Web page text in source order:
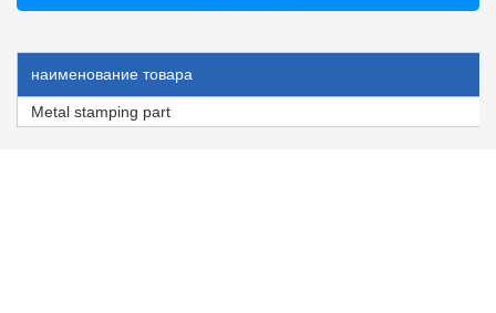
наименование товара
Metal stamping part